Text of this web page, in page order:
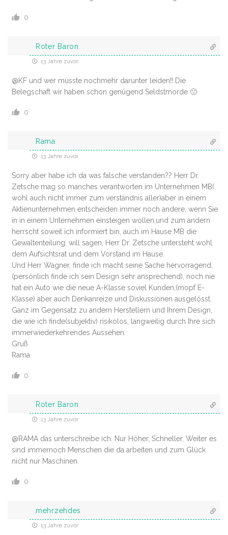
0
Roter Baron
13 Jahre zuvor
@KF und wer müsste nochmehr darunter leiden!! Die
Belegschaft wir haben schon genügend Seldstmorde 🙁
0
Rama
13 Jahre zuvor
Sorry aber habe ich da was falsche verstanden?? Herr Dr.
Zetsche mag so manches verantworten im Unternehmen MB(
wohl auch nicht immer zum verständnis aller)aber in einem
Aktienunternehmen entscheiden immer noch andere, wenn Sie
in in einem Unternehmen einsteigen wollen,und zum andern
herrscht soweit ich informiert bin, auch im Hause MB die
Gewaltenteilung, will sagen, Herr Dr. Zetsche untersteht wohl
dem Aufsichtsrat und dem Vorstand im Hause.
Und Herr Wagner, finde ich macht seine Sache hervorragend,
(persönlich finde ich sein Design sehr ansprechend), noch nie
hat ein Auto wie die neue A-Klasse soviel Kunden,(mopf E-
Klasse) aber auch Denkanreize und Diskussionen ausgelösst.
Ganz im Gegensatz zu andern Herstellern und Ihrem Design,
die wie ich finde(subjektiv) risikolos, langweilig durch Ihre sich
immerwiederkehrendes Aussehen.
Gruß
Rama
0
Roter Baron
13 Jahre zuvor
@RAMA das unterschreibe ich. Nur Höher, Schneller, Weiter es
sind immernoch Menschen die da arbeiten und zum Glück
nicht nur Maschinen.
0
mehrzehdes
13 Jahre zuvor